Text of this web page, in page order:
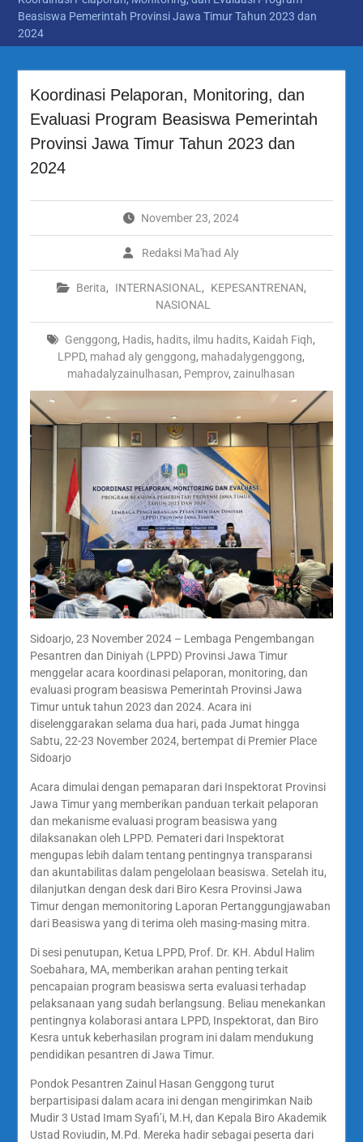
Beasiswa Pemerintah Provinsi Jawa Timur Tahun 2023 dan
2024
Koordinasi Pelaporan, Monitoring, dan
Evaluasi Program Beasiswa Pemerintah
Provinsi Jawa Timur Tahun 2023 dan
2024
November 23, 2024
Redaksi Ma'had Aly
Berita, INTERNASIONAL , KEPESANTRENAN,
NASIONAL
Genggong, Hadis, hadits, ilmu hadits, Kaidah Fiqh,
LPPD, mahad aly genggong, mahadalygenggong,
mahadalyzainulhasan, Pemprov,zainulhasan
Sidoarjo, 23 November 2024 – Lembaga Pengembangan
Pesantren dan Diniyah (LPPD) Provinsi Jawa Timur
menggelar acara koordinasi pelaporan, monitoring, dan
evaluasi program beasiswa Pemerintah Provinsi Jawa
Timur untuk tahun 2023 dan 2024. Acara ini
diselenggarakan selama dua hari, pada Jumat hingga
Sabtu, 22-23 November 2024, bertempat di Premier Place
Sidoarjo
Acara dimulai dengan pemaparan dari Inspektorat Provinsi
Jawa Timur yang memberikan panduan terkait pelaporan
dan mekanisme evaluasi program beasiswa yang
dilaksanakan oleh LPPD. Pemateri dari Inspektorat
mengupas lebih dalam tentang pentingnya transparansi
dan akuntabilitas dalam pengelolaan beasiswa. Setelah itu,
dilanjutkan dengan desk dari Biro Kesra Provinsi Jawa
Timur dengan memonitoring Laporan Pertanggungjawaban
dari Beasiswa yang di terima oleh masing-masing mitra.
Di sesi penutupan, Ketua LPPD, Prof. Dr. KH. Abdul Halim
Soebahara, MA, memberikan arahan penting terkait
pencapaian program beasiswa serta evaluasi terhadap
pelaksanaan yang sudah berlangsung. Beliau menekankan
pentingnya kolaborasi antara LPPD, Inspektorat, dan Biro
Kesra untuk keberhasilan program ini dalam mendukung
pendidikan pesantren di Jawa Timur.
Pondok Pesantren Zainul Hasan Genggong turut
berpartisipasi dalam acara ini dengan mengirimkan Naib
Mudir 3 Ustad Imam Syafi’i, M.H, dan Kepala Biro Akademik
Ustad Roviudin, M.Pd. Mereka hadir sebagai peserta dari